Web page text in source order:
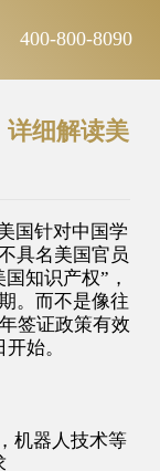
400-800-8090
详细解读美
国针对中国学
具名美国官员
知识产权”，
。而不是像往
签证政策有效
始。
机器人技术等